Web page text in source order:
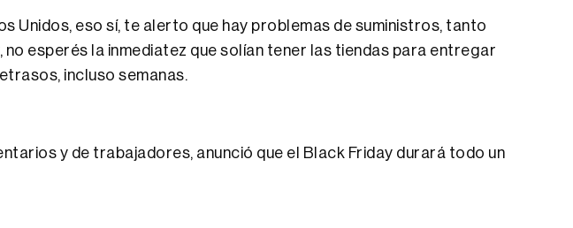
Unidos, eso sí, te alerto que hay problemas de suministros, tanto
esperés la inmediatez que solían tener las tiendas para entregar
incluso semanas.
y de trabajadores, anunció que el Black Friday durará todo un